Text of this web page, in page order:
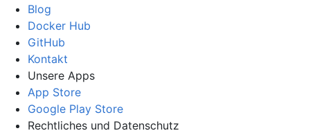
Blog
Docker Hub
GitHub
Kontakt
Unsere Apps
App Store
Google Play Store
Rechtliches und Datenschutz